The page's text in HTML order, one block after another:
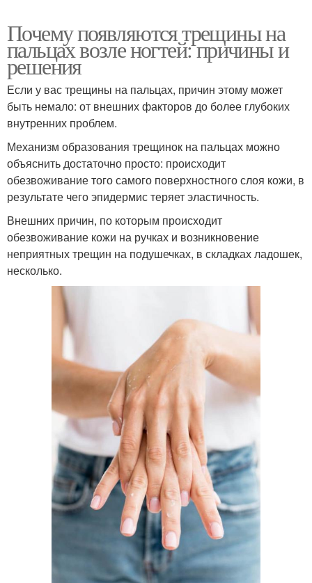
Почему появляются трещины на
пальцах возле ногтей: причины и
решения
Если у вас трещины на пальцах, причин этому может
быть немало: от внешних факторов до более глубоких
внутренних проблем.
Механизм образования трещинок на пальцах можно
объяснить достаточно просто: происходит
обезвоживание того самого поверхностного слоя кожи, в
результате чего эпидермис теряет эластичность.
Внешних причин, по которым происходит
обезвоживание кожи на ручках и возникновение
неприятных трещин на подушечках, в складках ладошек,
несколько.